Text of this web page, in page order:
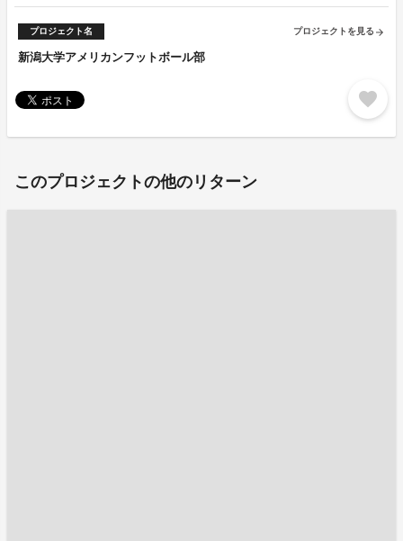
プロジェクト名 プロジェクトを見る arrow_forward
新潟大学アメリカンフットボール部
favorite
このプロジェクトの他のリターン